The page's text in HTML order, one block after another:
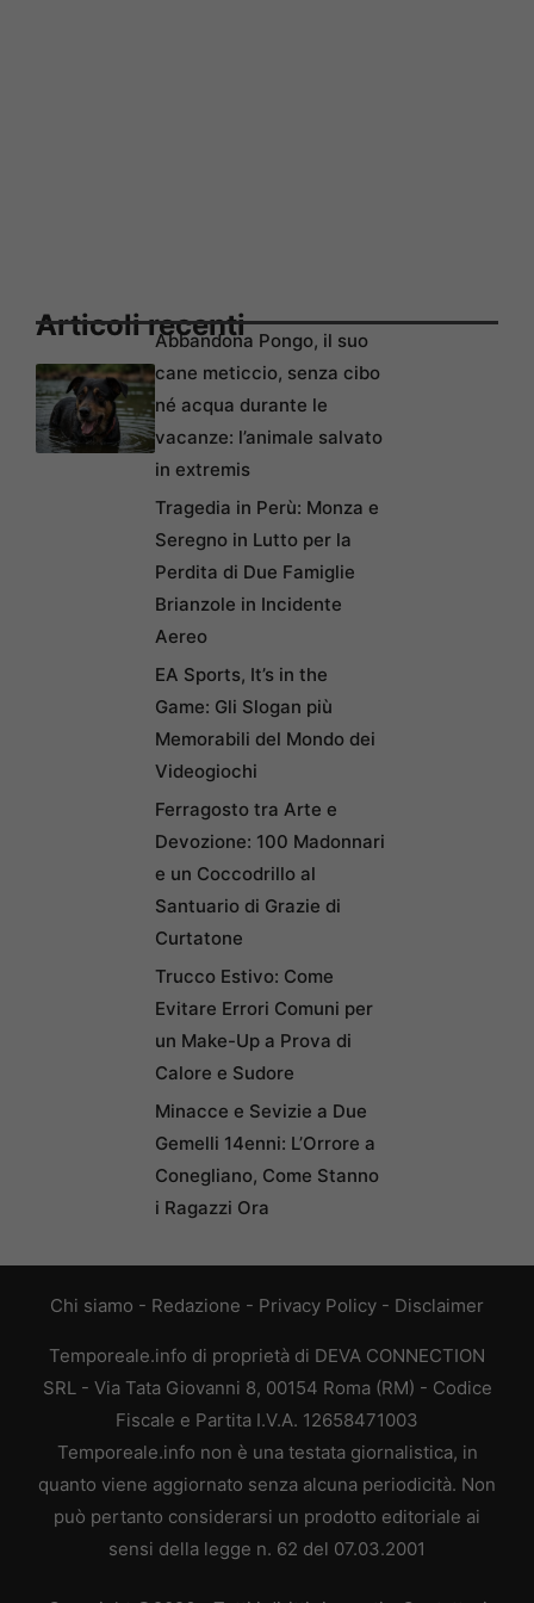
Articoli recentiAbbandona Pongo, il suo
cane meticcio, senza cibo
né acqua durante le
vacanze: l’animale salvato
in extremis
Tragedia in Perù: Monza e
Seregno in Lutto per la
Perdita di Due Famiglie
Brianzole in Incidente
Aereo
EA Sports, It’s in the
Game: Gli Slogan più
Memorabili del Mondo dei
Videogiochi
Ferragosto tra Arte e
Devozione: 100 Madonnari
e un Coccodrillo al
Santuario di Grazie di
Curtatone
Trucco Estivo: Come
Evitare Errori Comuni per
un Make-Up a Prova di
Calore e Sudore
Minacce e Sevizie a Due
Gemelli 14enni: L’Orrore a
Conegliano, Come Stanno
i Ragazzi Ora
Chi siamo - Redazione - Privacy Policy - Disclaimer
Temporeale.info di proprietà di DEVA CONNECTION
SRL - Via Tata Giovanni 8, 00154 Roma (RM) - Codice
Fiscale e Partita I.V.A. 12658471003
Temporeale.info non è una testata giornalistica, in
quanto viene aggiornato senza alcuna periodicità. Non
può pertanto considerarsi un prodotto editoriale ai
sensi della legge n. 62 del 07.03.2001